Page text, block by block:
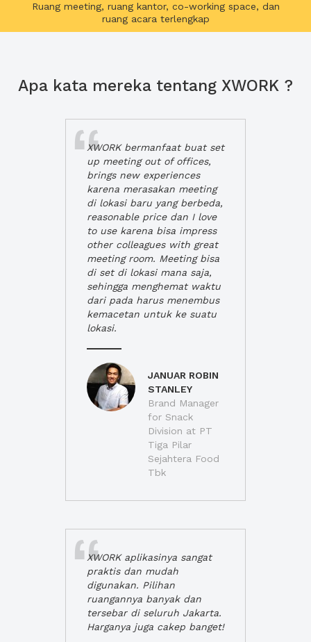
Ruang meeting, ruang kantor, co-working space, dan
ruang acara terlengkap
Apa kata mereka tentang XWORK ?
XWORK bermanfaat buat set
up meeting out of offices,
brings new experiences
karena merasakan meeting
di lokasi baru yang berbeda,
reasonable price dan I love
to use karena bisa impress
other colleagues with great
meeting room. Meeting bisa
di set di lokasi mana saja,
sehingga menghemat waktu
dari pada harus menembus
kemacetan untuk ke suatu
lokasi.
JANUAR ROBIN
STANLEY
Brand Manager
for Snack
Division at PT
Tiga Pilar
Sejahtera Food
Tbk
XWORK aplikasinya sangat
praktis dan mudah
digunakan. Pilihan
ruangannya banyak dan
tersebar di seluruh Jakarta.
Harganya juga cakep banget!